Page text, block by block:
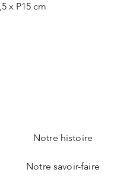
x P15 cm
Notre histoire
Notre savoir-faire